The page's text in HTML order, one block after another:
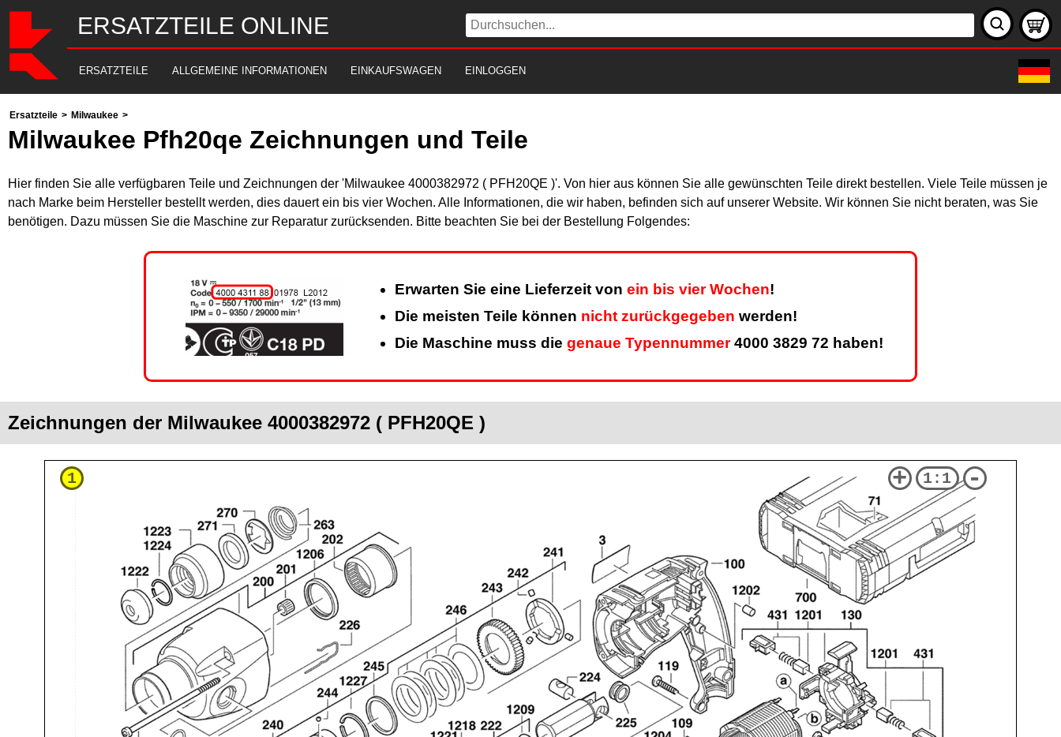
ERSATZTEILE ONLINE
ERSATZTEILE ALLGEMEINE INFORMATIONEN EINKAUFSWAGEN EINLOGGEN
Ersatzteile > Milwaukee >
Milwaukee Pfh20qe Zeichnungen und Teile
Hier finden Sie alle verfügbaren Teile und Zeichnungen der 'Milwaukee 4000382972 ( PFH20QE )'. Von hier aus können Sie alle gewünschten Teile direkt bestellen. Viele Teile müssen je
nach Marke beim Hersteller bestellt werden, dies dauert ein bis vier Wochen. Alle Informationen, die wir haben, befinden sich auf unserer Website. Wir können Sie nicht beraten, was Sie
benötigen. Dazu müssen Sie die Maschine zur Reparatur zurücksenden. Bitte beachten Sie bei der Bestellung Folgendes:
Erwarten Sie eine Lieferzeit von ein bis vier Wochen!
Die meisten Teile können nicht zurückgegeben werden!
Die Maschine muss die genaue Typennummer4000 3829 72 haben!
Zeichnungen der Milwaukee 4000382972 ( PFH20QE )
1 + 1:1 -